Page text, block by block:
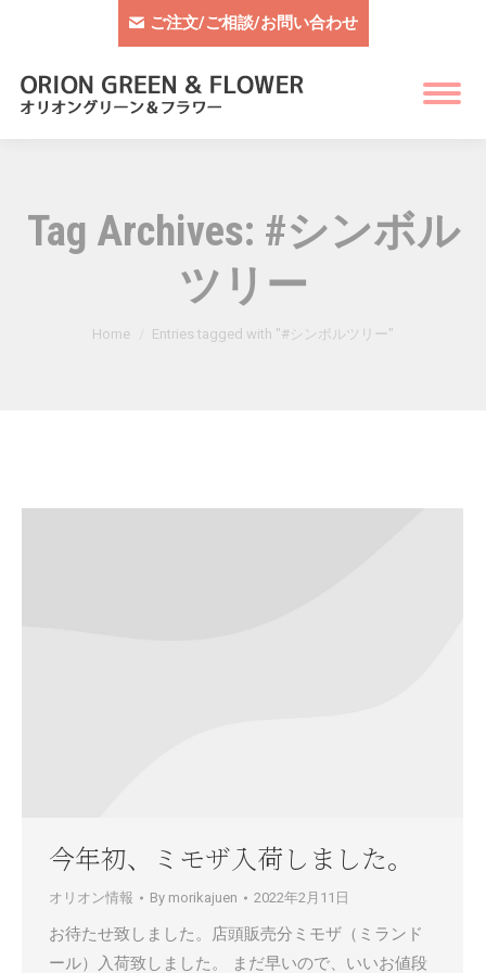
ご注文/ご相談/お問い合わせ
Tag Archives: #シンボル
ツリー
You are here:
Home Entries tagged with "#シンボルツリー"
今年初、ミモザ入荷しました。
オリオン情報 By morikajuen 2022年2月11日
お待たせ致しました。店頭販売分ミモザ（ミランド
ール）入荷致しました。 まだ早いので、いいお値段